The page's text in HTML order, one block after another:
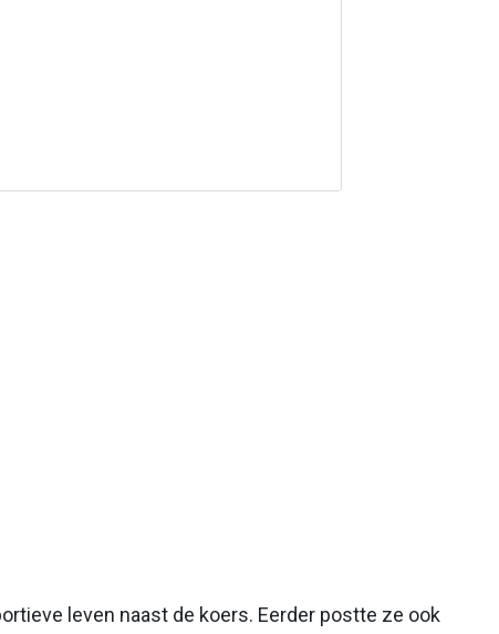
leven naast de koers. Eerder postte ze ook